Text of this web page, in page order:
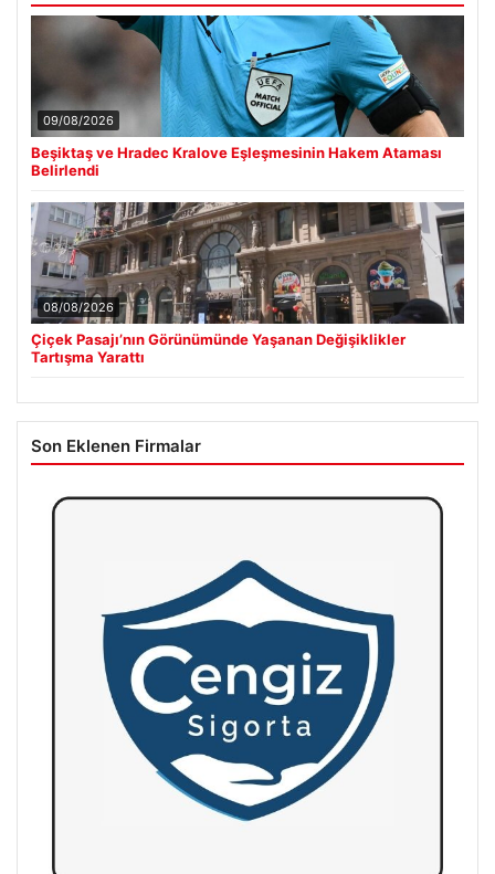
09/08/2026
Beşiktaş ve Hradec Kralove Eşleşmesinin Hakem Ataması
Belirlendi
08/08/2026
Çiçek Pasajı’nın Görünümünde Yaşanan Değişiklikler
Tartışma Yarattı
Son Eklenen Firmalar